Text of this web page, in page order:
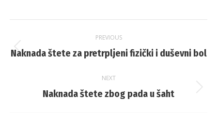
navigation
PREVIOUS
Previous
Naknada štete za pretrpljeni fizički i duševni bol
NEXT
Next
Naknada štete zbog pada u šaht